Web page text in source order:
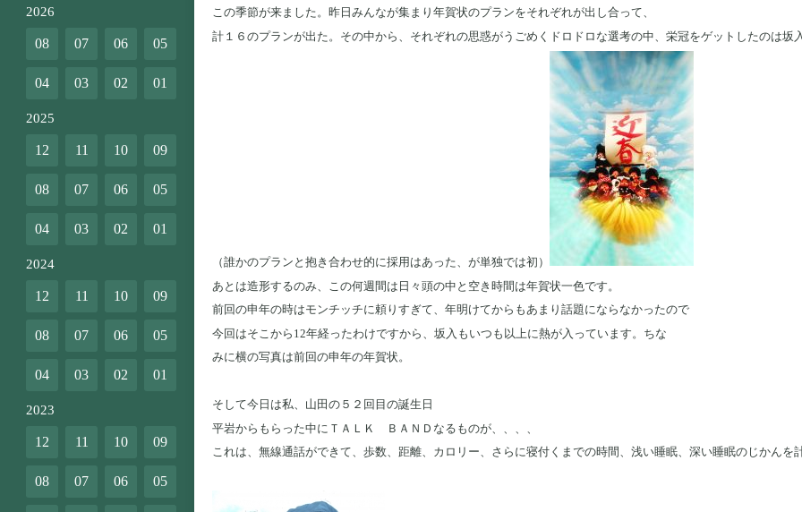
この季節が来ました。昨日みんなが集まり年賀状のプランをそれぞれが出し合って、
計１６のプランが出た。その中から、それぞれの思惑がうごめくドロドロな選考の中、栄冠をゲットしたのは坂
（誰かのプランと抱き合わせ的に採用はあった、が単独では初）
あとは造形するのみ、この何週間は日々頭の中と空き時間は年賀状一色です。
前回の申年の時はモンチッチに頼りすぎて、年明けてからもあまり話題にならなかったので
今回はそこから12年経ったわけですから、坂入もいつも以上に熱が入っています。ちな
みに横の写真は前回の申年の年賀状。
そして今日は私、山田の５２回目の誕生日
平岩からもらった中にＴＡＬＫ ＢＡＮＤなるものが、、、、
これは、無線通話ができて、歩数、距離、カロリー、さらに寝付くまでの時間、浅い睡眠、深い睡眠のじかんを
2026
08 07 06 05
04 03 02 01
2025
12 11 10 09
08 07 06 05
04 03 02 01
2024
12 11 10 09
08 07 06 05
04 03 02 01
2023
12 11 10 09
08 07 06 05